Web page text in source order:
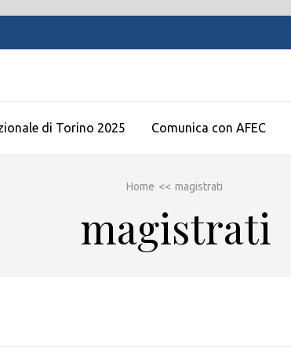
di Torino 2025 Comunica con AFEC
Home << magistrati
magistrati